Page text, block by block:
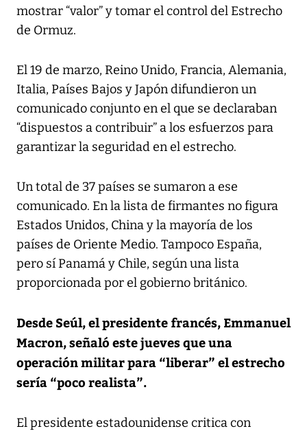
mostrar “valor” y tomar el control del Estrecho
de Ormuz.
El 19 de marzo, Reino Unido, Francia, Alemania,
Italia, Países Bajos y Japón difundieron un
comunicado conjunto en el que se declaraban
“dispuestos a contribuir” a los esfuerzos para
garantizar la seguridad en el estrecho.
Un total de 37 países se sumaron a ese
comunicado. En la lista de firmantes no figura
Estados Unidos, China y la mayoría de los
países de Oriente Medio. Tampoco España,
pero sí Panamá y Chile, según una lista
proporcionada por el gobierno británico.
Desde Seúl, el presidente francés, Emmanuel
Macron, señaló este jueves que una
operación militar para “liberar” el estrecho
sería “poco realista”.
El presidente estadounidense critica con